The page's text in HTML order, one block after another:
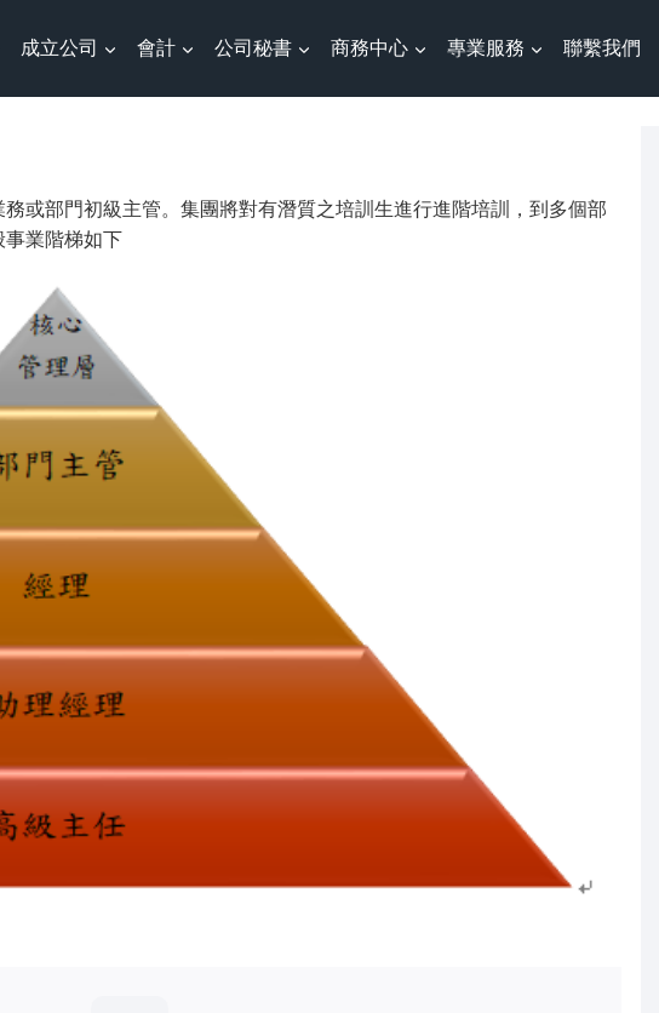
成立公司 會計 公司秘書 商務中心 專業服務 聯繫我們
或部門初級主管。集團將對有潛質之培訓生進行進階培訓，到多個部
業階梯如下